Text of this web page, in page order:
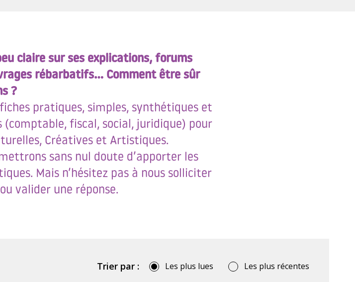
claire sur ses explications, forums
rébarbatifs… Comment être sûr
?
pratiques, simples, synthétiques et
(comptable, fiscal, social, juridique) pour
Créatives et Artistiques.
sans nul doute d’apporter les
Mais n’hésitez pas à nous solliciter
valider une réponse.
Trier par : Les plus lues Les plus récentes